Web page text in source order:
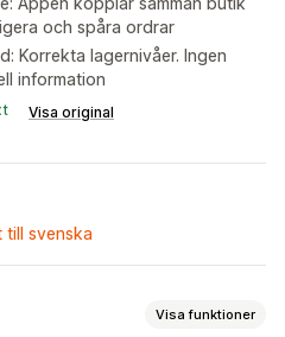
och spåra ordrar
Korrekta lagernivåer. Ingen
information
Visa original
till svenska
Visa funktioner